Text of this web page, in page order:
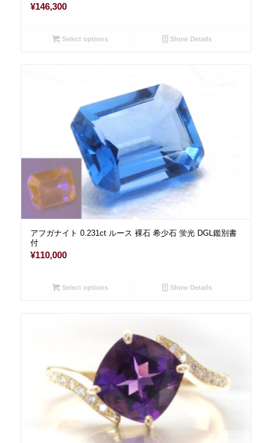
¥146,300
Select options Show Details
アフガナイト 0.231ct ルース 裸石 希少石 蛍光 DGL鑑別書
付
¥110,000
Select options Show Details